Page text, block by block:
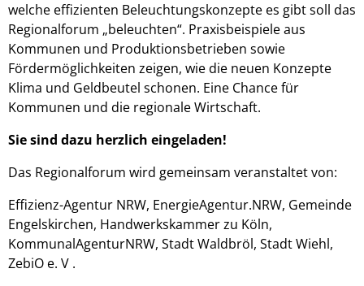
welche effizienten Beleuchtungskonzepte es gibt soll das
Regionalforum „beleuchten“. Praxisbeispiele aus
Kommunen und Produktionsbetrieben sowie
Fördermöglichkeiten zeigen, wie die neuen Konzepte
Klima und Geldbeutel schonen. Eine Chance für
Kommunen und die regionale Wirtschaft.
Sie sind dazu herzlich eingeladen!
Das Regionalforum wird gemeinsam veranstaltet von:
Effizienz-Agentur NRW, EnergieAgentur.NRW, Gemeinde
Engelskirchen, Handwerkskammer zu Köln,
KommunalAgenturNRW, Stadt Waldbröl, Stadt Wiehl,
ZebiO e. V .